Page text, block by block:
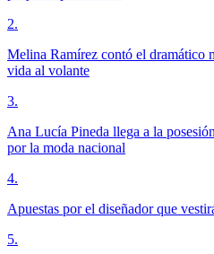
2.
Melina Ramírez contó el dramático
vida al volante
3.
Ana Lucía Pineda llega a la
por la moda nacional
4.
Apuestas por el diseñador que
5.